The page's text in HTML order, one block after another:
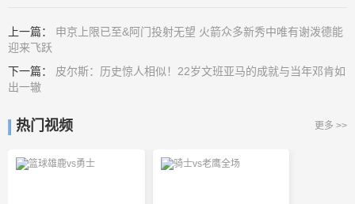
上一篇： 申京上限已至&阿门投射无望 火箭众多新秀中唯有谢泼德能
迎来飞跃
下一篇： 皮尔斯：历史惊人相似！22岁文班亚马的成就与当年邓肯如
出一辙
热门视频 更多 >>